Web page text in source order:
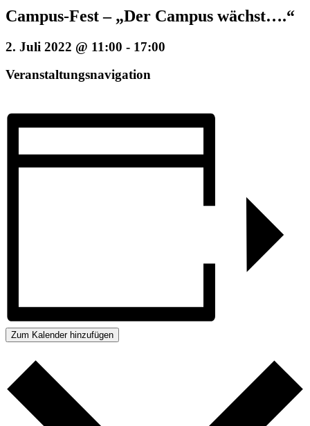
Campus-Fest – „Der Campus wächst….“
2. Juli 2022 @ 11:00 - 17:00
Veranstaltungsnavigation
Zum Kalender hinzufügen